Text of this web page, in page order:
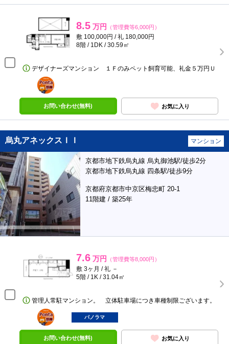
8.5 万円 （管理費等6,000円）
敷 100,000円 / 礼 180,000円
8階 / 1DK / 30.59㎡
デザイナーズマンション １Ｆのみペット飼育可能、礼金５万円Ｕ
ポンタ
部屋
お問い合わせ(無料) お気に入り
烏丸アネックスＩＩ マンション
京都市地下鉄烏丸線 烏丸御池駅/徒歩2分
京都市地下鉄烏丸線 四条駅/徒歩9分
京都府京都市中京区梅忠町 20-1
11階建 / 築25年
7.6 万円 （管理費等8,000円）
敷 3ヶ月 / 礼 －
5階 / 1K / 31.04㎡
管理人常駐マンション。 立体駐車場につき車種制限ございます。
ポンタ
部屋
パノラマ
お問い合わせ(無料) お気に入り